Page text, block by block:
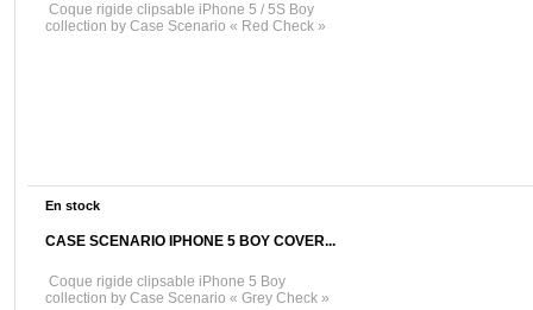
Coque rigide clipsable iPhone 5 / 5S Boy
collection by Case Scenario « Red Check »
En stock
CASE SCENARIO IPHONE 5 BOY COVER...
Coque rigide clipsable iPhone 5 Boy
collection by Case Scenario « Grey Check »